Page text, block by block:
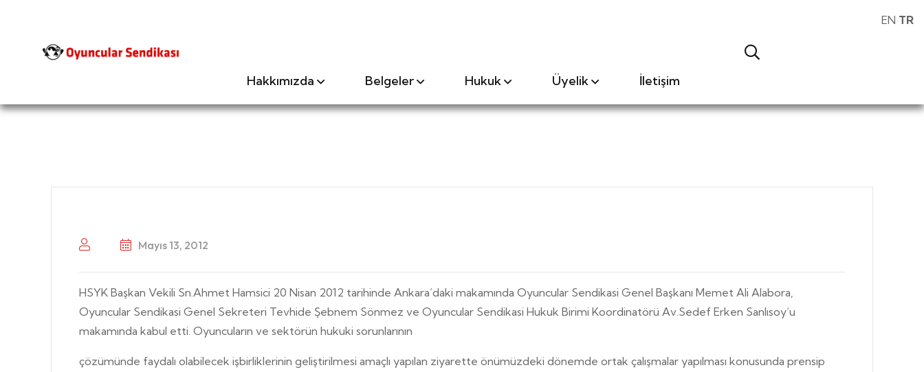
Hakkımızda Belgeler Hukuk Üyelik İletişim
Mayıs 13, 2012
HSYK Başkan Vekili Sn.Ahmet Hamsici 20 Nisan 2012 tarihinde Ankara’daki makamında Oyuncular Sendikasi Genel Başkanı Memet Ali Alabora,
Oyuncular Sendikasi Genel Sekreteri Tevhide Şebnem Sönmez ve Oyuncular Sendikasi Hukuk Birimi Koordinatörü Av.Sedef Erken Sanlısoy’u
makamında kabul etti. Oyuncuların ve sektörün hukuki sorunlarının
çözümünde faydalı olabilecek işbirliklerinin geliştirilmesi amaçlı yapılan ziyarette önümüzdeki dönemde ortak çalışmalar yapılması konusunda prensip
EN TR